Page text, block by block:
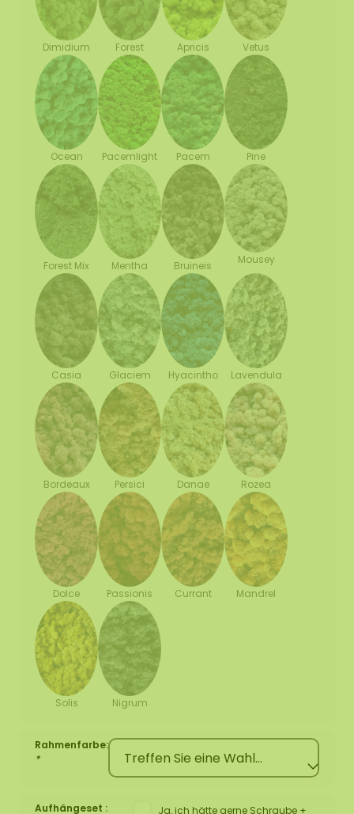
Dimidium Forest Apricis Vetus
Ocean Pacemlight Pacem Pine
Forest Mix Mentha Bruineis Mousey
Casia Glaciem Hyacintho Lavendula
Bordeaux Persici Danae Rozea
Dolce Passionis Currant Mandrel
Solis Nigrum
Rahmenfarbe:
*
Aufhängeset : Ja, ich hätte gerne Schraube +